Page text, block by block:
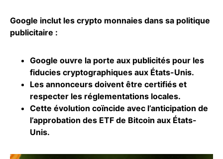
Google inclut les crypto monnaies dans sa politique
publicitaire :
Google ouvre la porte aux publicités pour les
fiducies cryptographiques aux États-Unis.
Les annonceurs doivent être certifiés et
respecter les réglementations locales.
Cette évolution coïncide avec l’anticipation de
l’approbation des ETF de Bitcoin aux États-
Unis.